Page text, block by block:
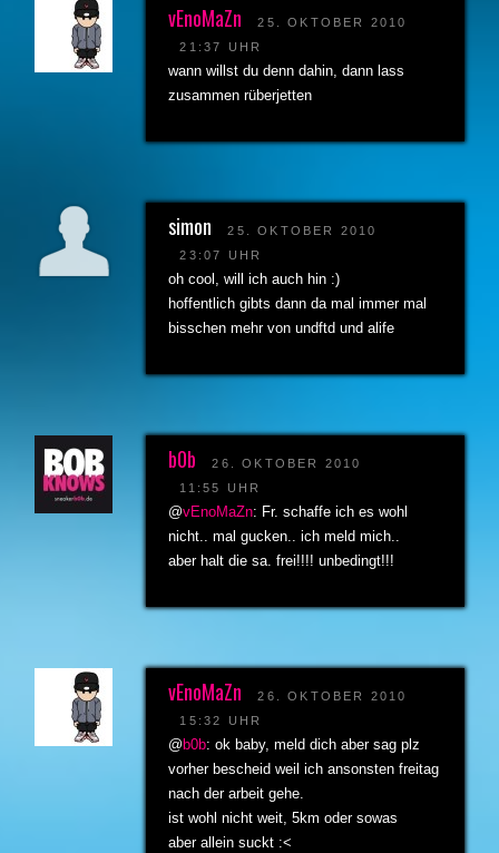
vEnoMaZn
25. OKTOBER 2010
21:37 UHR
wann willst du denn dahin, dann lass
zusammen rüberjetten
simon
25. OKTOBER 2010
23:07 UHR
oh cool, will ich auch hin :)
hoffentlich gibts dann da mal immer mal
bisschen mehr von undftd und alife
b0b
26. OKTOBER 2010
11:55 UHR
@vEnoMaZn: Fr. schaffe ich es wohl
nicht.. mal gucken.. ich meld mich..
aber halt die sa. frei!!!! unbedingt!!!
vEnoMaZn
26. OKTOBER 2010
15:32 UHR
@ b0b: ok baby, meld dich aber sag plz
vorher bescheid weil ich ansonsten freitag
nach der arbeit gehe.
ist wohl nicht weit, 5km oder sowas
aber allein suckt :<